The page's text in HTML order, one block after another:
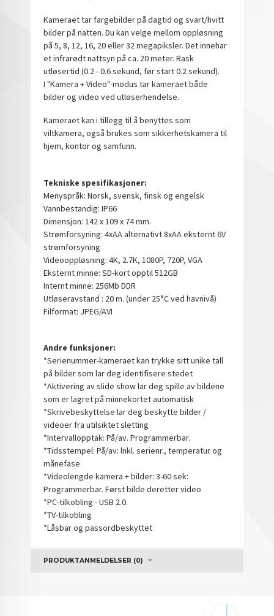
Kameraet tar fargebilder på dagtid og svart/hvitt
bilder på natten. Du kan velge mellom oppløsning
på 5, 8, 12, 16, 20 eller 32 megapiksler. Det innehar
et infrarødt nattsyn på ca. 20 meter. Rask
utløsertid (0.2 - 0.6 sekund, før start 0.2 sekund).
I "Kamera + Video"-modus tar kameraet både
bilder og video ved utløserhendelse.
Kameraet kan i tillegg til å benyttes som
viltkamera, også brukes som sikkerhetskamera til
hjem, kontor og samfunn.
Tekniske spesifikasjoner:
Menyspråk: Norsk, svensk, finsk og engelsk
Vannbestandig: IP66
Dimensjon: 142 x 109 x 74 mm.
Strømforsyning: 4xAA alternativt 8xAA eksternt 6V
strømforsyning
Videooppløsning: 4K, 2.7K, 1080P, 720P, VGA
Eksternt minne: SD-kort opptil 512GB
Internt minne: 256Mb DDR
Utløseravstand : 20 m. (under 25°C ved havnivå)
Filformat: JPEG/AVI
Andre funksjoner:
*Serienummer-kameraet kan trykke sitt unike tall
på bilder som lar deg identifisere stedet
*Aktivering av slide show lar deg spille av bildene
som er lagret på minnekortet automatisk
*Skrivebeskyttelse lar deg beskytte bilder /
videoer fra utilsiktet sletting
*Intervallopptak: På/av. Programmerbar.
*Tidsstempel: På/av: lnkl. serienr., temperatur og
månefase
*Videolengde kamera + bilder: 3-60 sek:
Programmerbar. Først bilde deretter video
*PC-tilkobling - USB 2.0.
*TV-tilkobling
*Låsbar og passordbeskyttet
PRODUKTANMELDELSER (0)